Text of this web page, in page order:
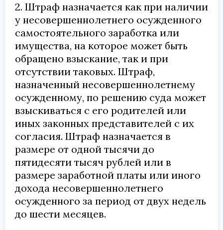
2. Штраф назначается как при наличии
у несовершеннолетнего осужденного
самостоятельного заработка или
имущества, на которое может быть
обращено взыскание, так и при
отсутствии таковых. Штраф,
назначенный несовершеннолетнему
осужденному, по решению суда может
взыскиваться с его родителей или
иных законных представителей с их
согласия. Штраф назначается в
размере от одной тысячи до
пятидесяти тысяч рублей или в
размере заработной платы или иного
дохода несовершеннолетнего
осужденного за период от двух недель
до шести месяцев.